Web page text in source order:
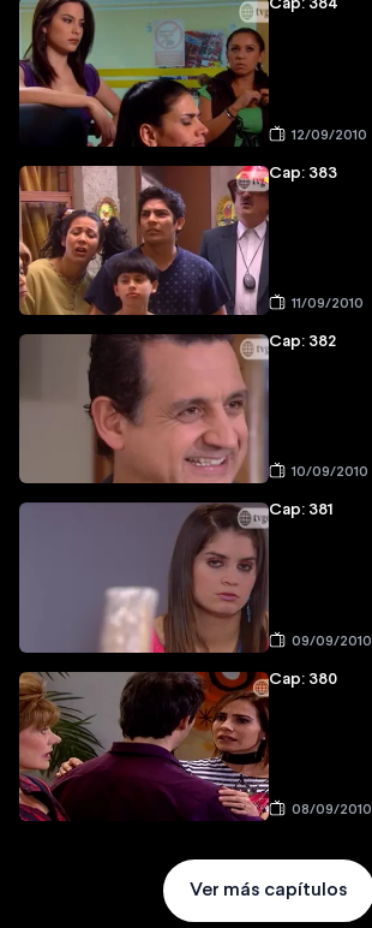
Cap: 384
12/09/2010
Cap: 383
11/09/2010
Cap: 382
10/09/2010
Cap: 381
09/09/2010
Cap: 380
08/09/2010
Ver más capítulos